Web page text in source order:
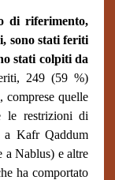
di riferimento,
sono stati feriti
stati colpiti da
249 (59 %)
comprese quelle
le restrizioni di
a Kafr Qaddum
a Nablus) e altre
ha comportato